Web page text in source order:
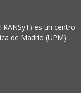
es un centro
de Madrid (UPM).